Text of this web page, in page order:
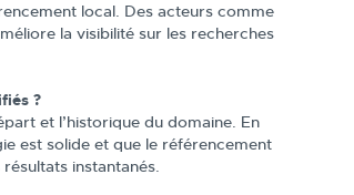
local. Des acteurs comme
la visibilité sur les recherches
?
et l’historique du domaine. En
est solide et que le référencement
instantanés.